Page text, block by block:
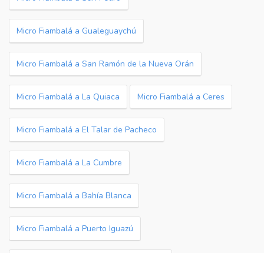
Micro Fiambalá a Gualeguaychú
Micro Fiambalá a San Ramón de la Nueva Orán
Micro Fiambalá a La Quiaca Micro Fiambalá a Ceres
Micro Fiambalá a El Talar de Pacheco
Micro Fiambalá a La Cumbre
Micro Fiambalá a Bahía Blanca
Micro Fiambalá a Puerto Iguazú